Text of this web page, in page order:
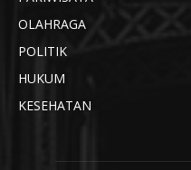
OLAHRAGA
POLITIK
HUKUM
KESEHATAN